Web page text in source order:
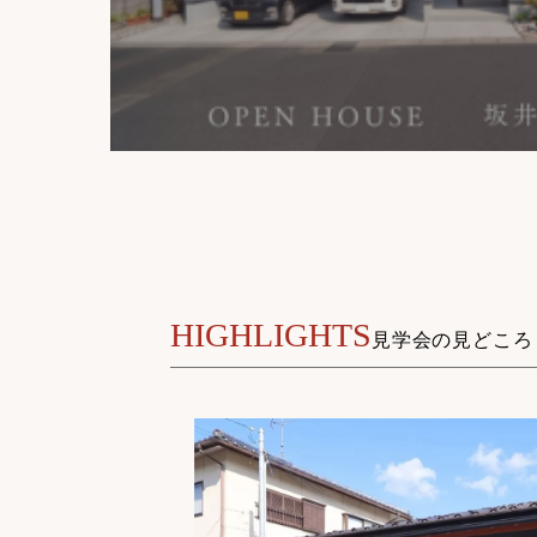
HIGHLIGHTS 見学会の見どころ